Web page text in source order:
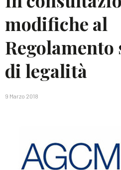
modifiche al
di legalità
9 Marzo 2018